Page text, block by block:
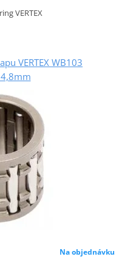
VERTEX
VERTEX WB103
Na objednávku